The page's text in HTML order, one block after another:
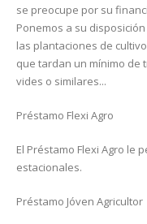
se preocupe por su
Ponemos a su
las plantaciones de
que tardan un mínimo de
vides o similares...
Préstamo Flexi Agro
El Préstamo Flexi Agro le
estacionales.
Préstamo Jóven Agricultor